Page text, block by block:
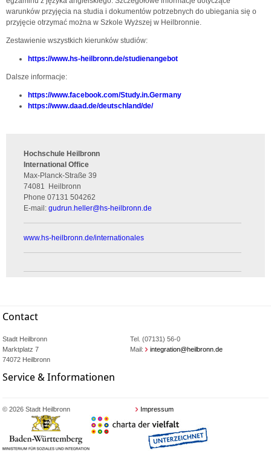
warunków przyjęcia na studia i dokumentów potrzebnych do ubiegania się o
przyjęcie otrzymać można w Szkole Wyższej w Heilbronnie.
Zestawienie wszystkich kierunków studiów:
https://www.hs-heilbronn.de/studienangebot
Dalsze informacje:
https://www.facebook.com/Study.in.Germany
https://www.daad.de/deutschland/de/
Hochschule Heilbronn
International Office
Max-Planck-Straße 39
74081
Heilbronn
Phone 07131 504262
E-mail: gudrun.heller@hs-heilbronn.de
www.hs-heilbronn.de/internationales
Contact
Stadt Heilbronn
Marktplatz 7
74072 Heilbronn
Tel. (07131) 56-0
Mail:
integration@heilbronn.de
Service & Informationen
© 2026 Stadt Heilbronn Impressum